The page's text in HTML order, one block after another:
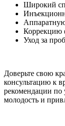
Широкий
Коррекцию
Уход за
Доверьте свою
консультацию к
рекомендации
молодость и